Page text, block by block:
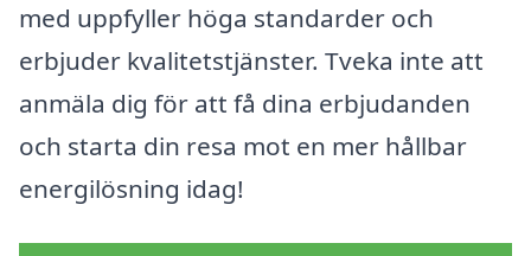
med uppfyller höga standarder och
erbjuder kvalitetstjänster. Tveka inte att
anmäla dig för att få dina erbjudanden
och starta din resa mot en mer hållbar
energilösning idag!